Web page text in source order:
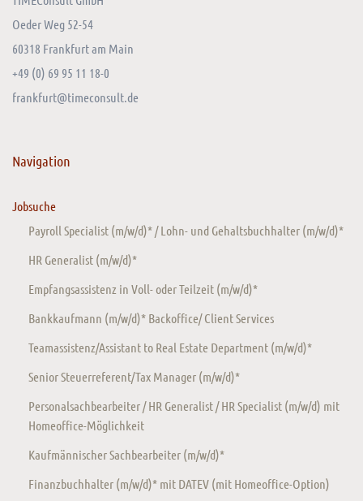
Oeder Weg 52-54
60318 Frankfurt am Main
+49 (0) 69 95 11 18-0
frankfurt@timeconsult.de
Navigation
Jobsuche
Payroll Specialist (m/w/d)* / Lohn- und Gehaltsbuchhalter (m/w/d)*
HR Generalist (m/w/d)*
Empfangsassistenz in Voll- oder Teilzeit (m/w/d)*
Bankkaufmann (m/w/d)* Backoffice/ Client Services
Teamassistenz/Assistant to Real Estate Department (m/w/d)*
Senior Steuerreferent/Tax Manager (m/w/d)*
Personalsachbearbeiter / HR Generalist / HR Specialist (m/w/d) mit
Homeoffice-Möglichkeit
Kaufmännischer Sachbearbeiter (m/w/d)*
Finanzbuchhalter (m/w/d)* mit DATEV (mit Homeoffice-Option)